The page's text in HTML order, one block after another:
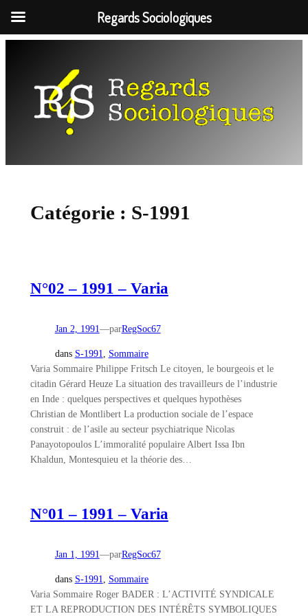
Catégorie : S-1991
N°02 – 1991 – Varia
Jan 2, 1991—parRegSoc67
dans S-1991, Sommaire
Varia Sommaire Philippe Fritsch Le citoyen, le bourgeois et le
citadin Gérard Heuze La situation des travailleurs de l’industrie
en Inde : quelques perspectives et quelques hypothèses
Christian de Montlibert La production sociale de l’espace
construit : de l’asile au secteur psychiatrique Nicolas
Panayotopoulos L’immoralité populaire Albert Issa Ibn
Khaldun, Montesquieu et la théorie des…
N°01 – 1991 – Varia
Jan 1, 1991—parRegSoc67
dans S-1991, Sommaire
Varia Sommaire Roger BADER : L’ACTIVITÉ SYNDICALE
ET LA REPRODUCTION DES INTÉRÊTS SYMBOLIQUES
Regards Sociologiques